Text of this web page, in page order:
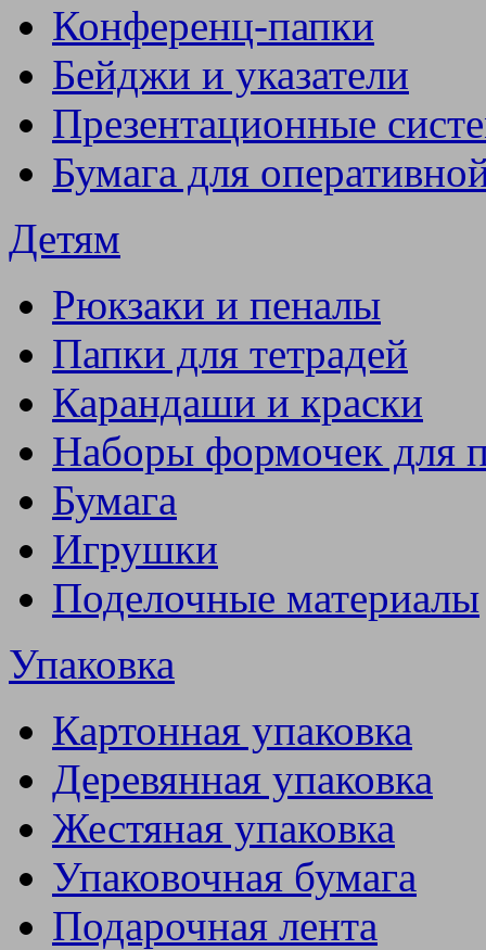
Конференц-папки
Бейджи и указатели
Презентационные
Бумага для
Детям
Рюкзаки и пеналы
Папки для тетрадей
Карандаши и краски
Наборы формочек для
Бумага
Игрушки
Поделочные материалы
Упаковка
Картонная упаковка
Деревянная упаковка
Жестяная упаковка
Упаковочная бумага
Подарочная лента